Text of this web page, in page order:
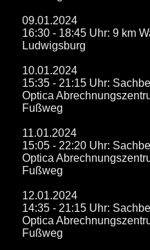
09.01.2024
16:30 - 18:45 Uhr: 9 km
Ludwigsburg
10.01.2024
15:35 - 21:15 Uhr:
Optica
Fußweg
11.01.2024
15:05 - 22:20 Uhr:
Optica
Fußweg
12.01.2024
14:35 - 21:15 Uhr:
Optica
Fußweg